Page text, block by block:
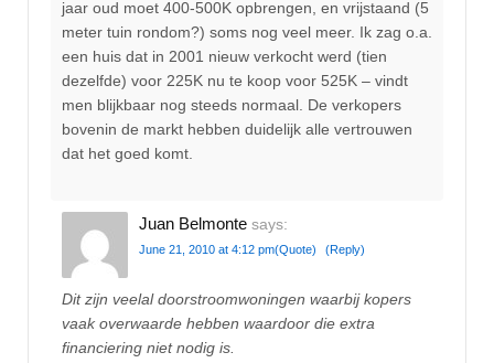
jaar oud moet 400-500K opbrengen, en vrijstaand (5
meter tuin rondom?) soms nog veel meer. Ik zag o.a.
een huis dat in 2001 nieuw verkocht werd (tien
dezelfde) voor 225K nu te koop voor 525K – vindt
men blijkbaar nog steeds normaal. De verkopers
bovenin de markt hebben duidelijk alle vertrouwen
dat het goed komt.
Juan Belmonte says:
June 21, 2010 at 4:12 pm(Quote) (Reply)
Dit zijn veelal doorstroomwoningen waarbij kopers
vaak overwaarde hebben waardoor die extra
financiering niet nodig is.